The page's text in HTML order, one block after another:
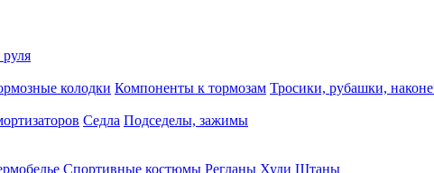
колодки Компоненты к тормозам Тросики, рубашки,
Седла Подседелы, зажимы
Спортивные костюмы Регланы Худи Штаны